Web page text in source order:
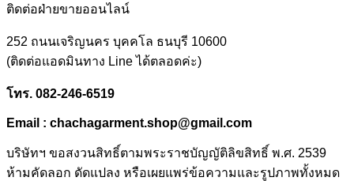
ติดต่อฝ่ายขายออนไลน์
252 ถนนเจริญนคร บุคคโล ธนบุรี 10600
(ติดต่อแอดมินทาง Line ได้ตลอดค่ะ)
โทร. 082-246-6519
Email : chachagarment.shop@gmail.com
บริษัทฯ ขอสงวนสิทธิ์ตามพระราชบัญญัติลิขสิทธิ์ พ.ศ. 2539
ห้ามคัดลอก ดัดแปลง หรือเผยแพร่ข้อความและรูปภาพทั้งหมด